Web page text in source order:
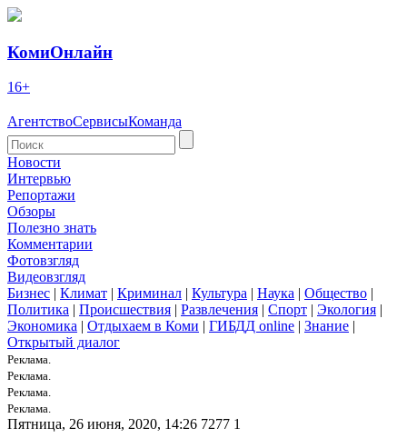
КомиОнлайн
16+
АгентствоСервисыКоманда
Новости
Интервью
Репортажи
Обзоры
Полезно знать
Комментарии
Фотовзгляд
Видеовзгляд
Бизнес | Климат | Криминал | Культура | Наука | Общество |
Политика | Происшествия | Развлечения | Спорт | Экология |
Экономика | Отдыхаем в Коми | ГИБДД online | Знание |
Открытый диалог
Реклама.
Реклама.
Реклама.
Реклама.
Пятница, 26 июня, 2020, 14:26 7277 1